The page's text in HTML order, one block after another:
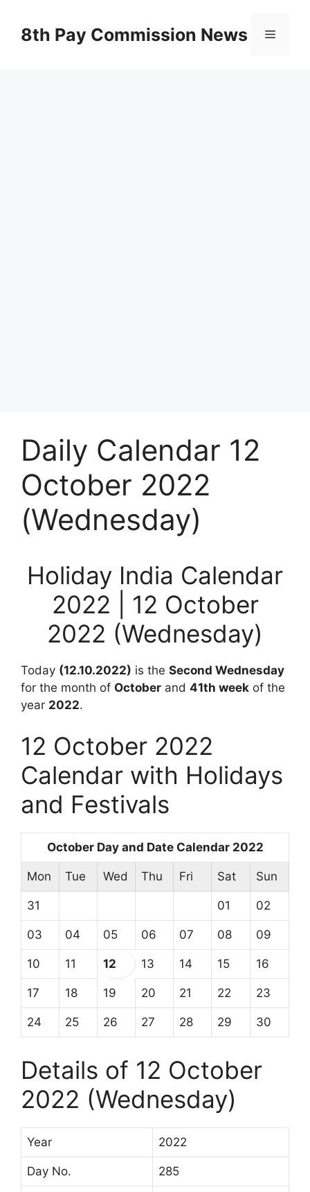
content8th Pay Commission News Menu
Daily Calendar 12
October 2022
(Wednesday)
Holiday India Calendar
2022 | 12 October
2022 (Wednesday)
Today (12.10.2022) is the Second Wednesday
for the month of October and 41th week of the
year 2022.
12 October 2022
Calendar with Holidays
and Festivals
October Day and Date Calendar 2022
Mon Tue Wed Thu Fri Sat Sun
31 01 02
03 04 05 06 07 08 09
10 11 12 13 14 15 16
17 18 19 20 21 22 23
24 25 26 27 28 29 30
Details of 12 October
2022 (Wednesday)
Year 2022
Day No. 285